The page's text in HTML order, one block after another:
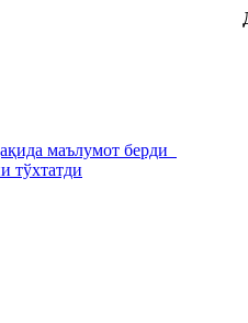
маълумот берди
тўхтатди